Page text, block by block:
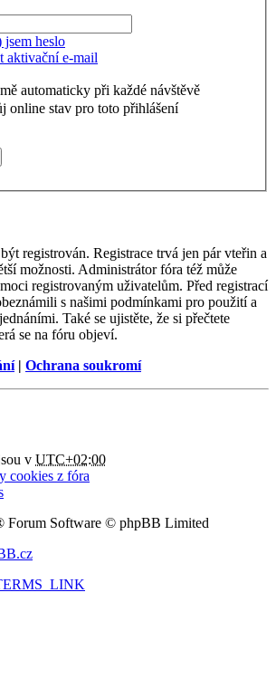
jsem heslo
aktivační e-mail
automaticky při každé návštěvě
online stav pro toto přihlášení
registrován. Registrace trvá jen pár vteřin a
možnosti. Administrátor fóra též může
registrovaným uživatelům. Před registrací
s našimi podmínkami pro použití a
Také se ujistěte, že si přečtete
se na fóru objeví.
| Ochrana soukromí
v UTC+02:00
cookies z fóra
Forum Software © phpBB Limited